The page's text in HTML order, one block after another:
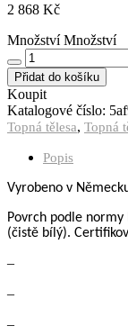
2 868 Kč
Množství Množství
Přidat do košíku
Koupit
Katalogové číslo:
Topná tělesa, Topná
Popis
Vyrobeno v
Povrch podle normy
(čistě bílý). Certifikov
–
–
–